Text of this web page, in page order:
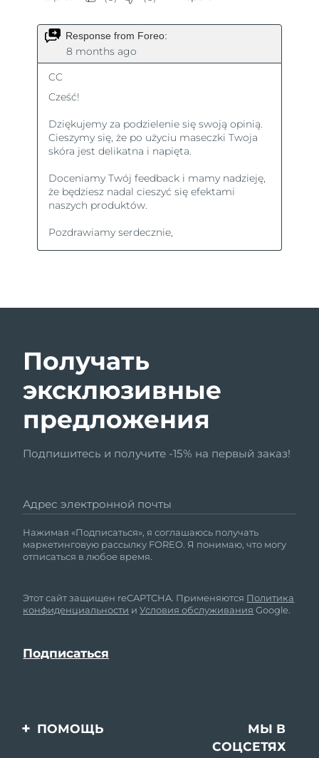
Получать
эксклюзивные
предложения
Подпишитесь и получите -15% на первый заказ!
Адрес электронной почты
Нажимая «Подписаться», я соглашаюсь получать
маркетинговую рассылку FOREO. Я понимаю, что могу
отписаться в любое время.
Этот сайт защищен reCAPTCHA. Применяются Политика
конфиденциальности иУсловия обслуживания Google.
ПОМОЩЬ
МЫ В
СОЦСЕТЯХ